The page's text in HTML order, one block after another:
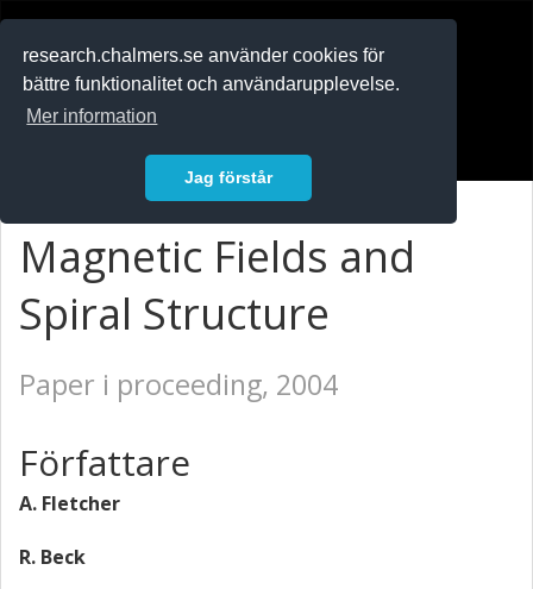
research.chalmers.se använder cookies för
bättre funktionalitet och användarupplevelse.
Mer information
Jag förstår
Magnetic Fields and
Spiral Structure
Paper i proceeding, 2004
Författare
A. Fletcher
R. Beck